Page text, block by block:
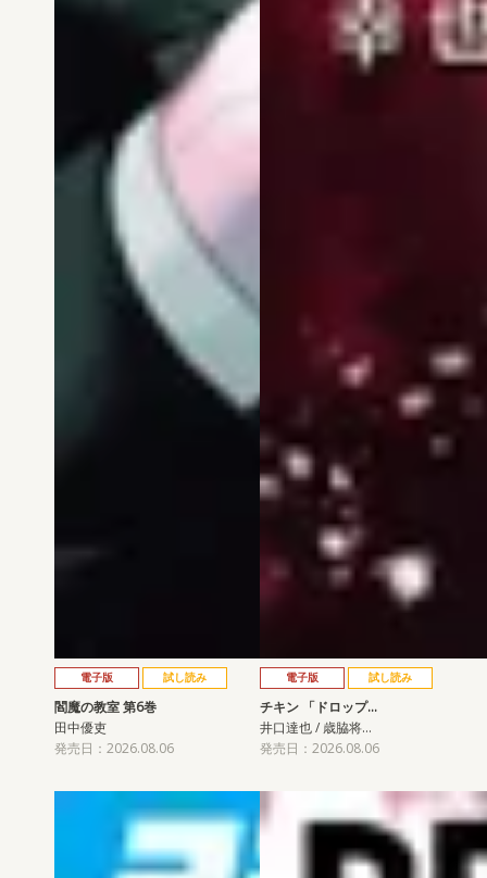
電子版 試し読み
閻魔の教室 第6巻
田中優吏
発売日：2026.08.06
電子版 試し読み
チキン 「ドロップ…
井口達也 / 歳脇将…
発売日：2026.08.06